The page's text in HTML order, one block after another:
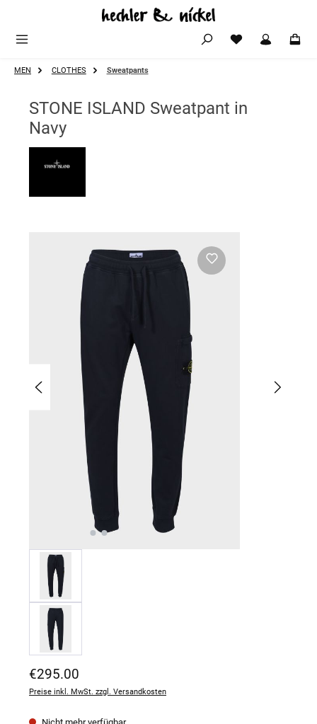
Zum Hauptinhalt springen
MEN CLOTHES Sweatpants
STONE ISLAND Sweatpant in
Navy
Regulärer Preis:
€295.00
Preise inkl. MwSt. zzgl. Versandkosten